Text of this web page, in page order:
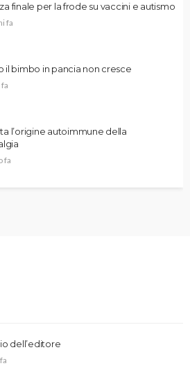
finale per la frode su vaccini e autismo
fa
il bimbo in pancia non cresce
l’origine autoimmune della
fa
dell’editore